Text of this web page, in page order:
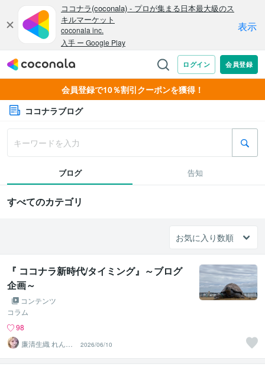
会員登録で10％割引クーポンを獲得！
ココナラブログ
ブログ 告知
すべてのカテゴリ
『 ココナラ新時代/タイミング』～ブログ
企画～
コンテンツ
コラム
98
廉清生織 れんせ
い さき
2026/06/10